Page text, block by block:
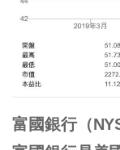
富國銀行（